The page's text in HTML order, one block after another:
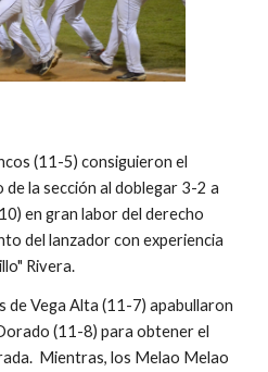
(11-5) consiguieron el
la sección al doblegar 3-2 a
en gran labor del derecho
del lanzador con experiencia
Rivera.
de Vega Alta (11-7) apabullaron
(11-8) para obtener el
Mientras, los Melao Melao